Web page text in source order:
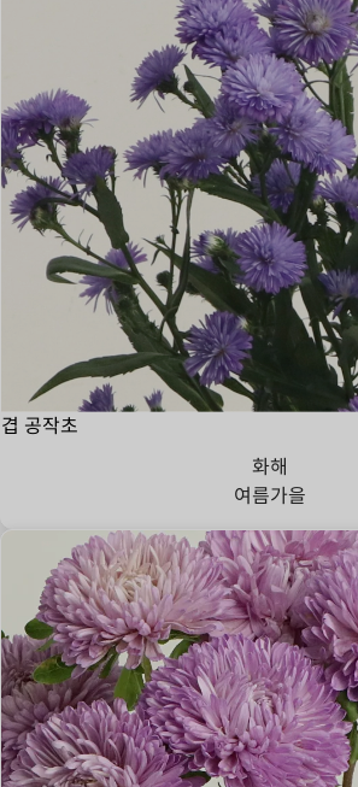
겹 공작초
화해
여름가을